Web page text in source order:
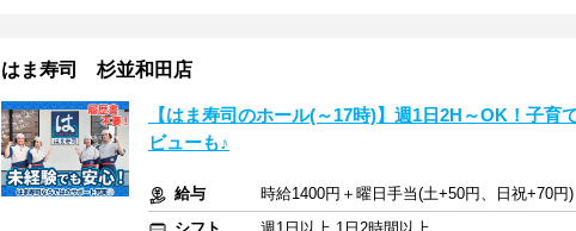
はま寿司 杉並和田店
【はま寿司のホール(～17時)】週1日2H～OK！子
ビューも♪
給与
時給1400円＋曜日手当(土+50円、日祝+70円)